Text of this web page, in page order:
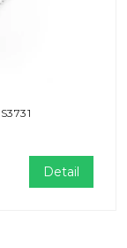
Detail